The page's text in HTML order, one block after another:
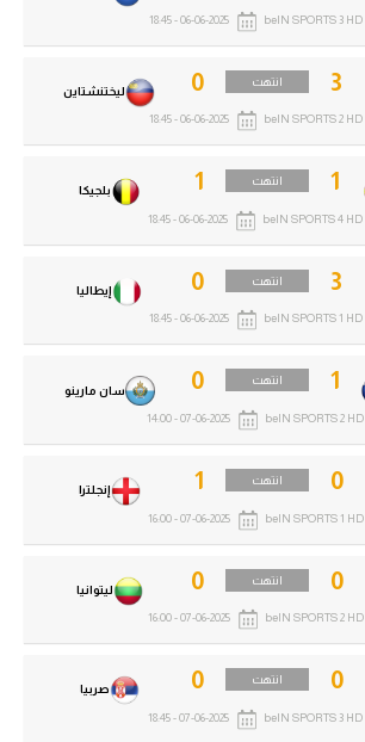
0 انتهت
صربيا 0
beIN SPORTS 3 HD
07-06-2025 - 18:45
0 انتهت
ليتوانيا 0
beIN SPORTS 2 HD
07-06-2025 - 16:00
0 انتهت
إنجلترا 1
beIN SPORTS 1 HD
07-06-2025 - 16:00
1 انتهت
سان مارينو 0
beIN SPORTS 2 HD
07-06-2025 - 14:00
3 انتهت
إيطاليا 0
beIN SPORTS 1 HD
06-06-2025 - 18:45
1 انتهت
بلجيكا 1
beIN SPORTS 4 HD
06-06-2025 - 18:45
3 انتهت
ليختنشتاين 0
beIN SPORTS 2 HD
06-06-2025 - 18:45
beIN SPORTS 3 HD
06-06-2025 - 18:45